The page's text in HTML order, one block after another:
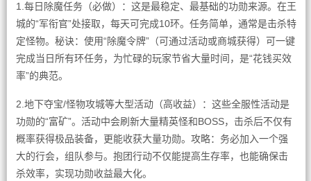
1.每日除魔任务（必做）：这是最稳定、最基础的功勋来源。在王
城的“军衔官”处接取，每天可完成10环。任务简单，通常是击杀特
定怪物。秘诀：使用“除魔令牌”（可通过活动或商城获得）可一键
完成当日所有环任务，为忙碌的玩家节省大量时间，是“花钱买效
率”的典范。
2.地下夺宝/怪物攻城等大型活动（高收益）：这些全服性活动是
功勋的“富矿”。活动中会刷新大量精英怪和BOSS，击杀后不仅有
概率获得极品装备，更能收获大量功勋。攻略：务必加入一个强
大的行会，组队参与。抱团行动不仅能提高生存率，也能确保击
杀效率，实现功勋收益最大化。